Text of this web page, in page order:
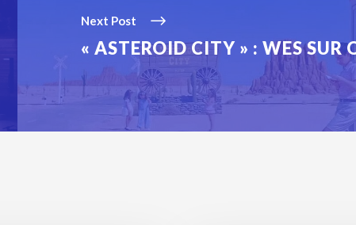
Next Post
« ASTEROID CITY » : WES SUR